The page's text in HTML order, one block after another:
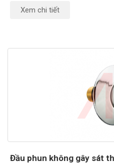
Xem chi tiết
Đầu phun không gây sát